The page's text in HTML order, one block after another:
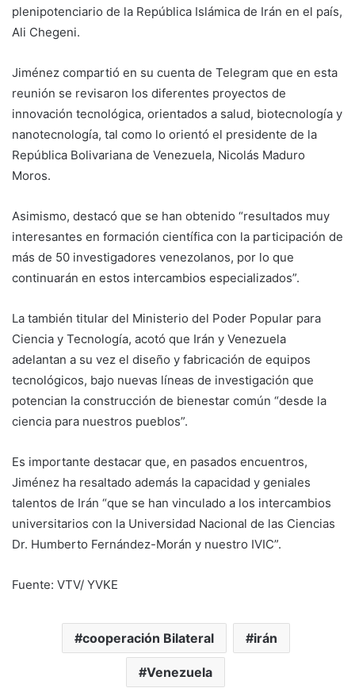
plenipotenciario de la República Islámica de Irán en el país,
Ali Chegeni.
Jiménez compartió en su cuenta de Telegram que en esta
reunión se revisaron los diferentes proyectos de
innovación tecnológica, orientados a salud, biotecnología y
nanotecnología, tal como lo orientó el presidente de la
República Bolivariana de Venezuela, Nicolás Maduro
Moros.
Asimismo, destacó que se han obtenido “resultados muy
interesantes en formación científica con la participación de
más de 50 investigadores venezolanos, por lo que
continuarán en estos intercambios especializados”.
La también titular del Ministerio del Poder Popular para
Ciencia y Tecnología, acotó que Irán y Venezuela
adelantan a su vez el diseño y fabricación de equipos
tecnológicos, bajo nuevas líneas de investigación que
potencian la construcción de bienestar común “desde la
ciencia para nuestros pueblos”.
Es importante destacar que, en pasados encuentros,
Jiménez ha resaltado además la capacidad y geniales
talentos de Irán “que se han vinculado a los intercambios
universitarios con la Universidad Nacional de las Ciencias
Dr. Humberto Fernández-Morán y nuestro IVIC”.
Fuente: VTV/ YVKE
cooperación Bilateral irán
Venezuela